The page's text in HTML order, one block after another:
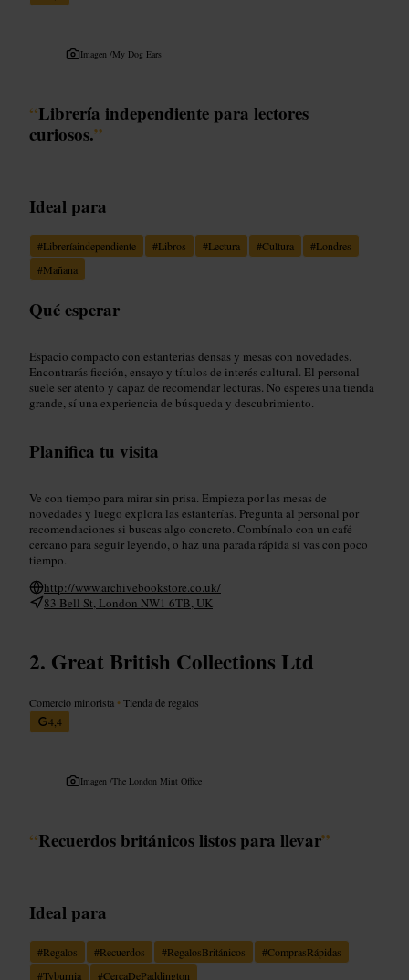
Imagen /My Dog Ears
“Librería independiente para lectores
curiosos.”
Ideal para
#Libreríaindependiente #Libros #Lectura #Cultura #Londres
#Mañana
Qué esperar
Espacio compacto con estanterías densas y mesas con novedades.
Encontrarás ficción, ensayo y títulos de interés cultural. El personal
suele ser atento y capaz de recomendar lecturas. No esperes una tienda
grande, sí una experiencia de búsqueda y descubrimiento.
Planifica tu visita
Ve con tiempo para mirar sin prisa. Empieza por las mesas de
novedades y luego explora las estanterías. Pregunta al personal por
recomendaciones si buscas algo concreto. Combínalo con un café
cercano para seguir leyendo, o haz una parada rápida si vas con poco
tiempo.
http://www.archivebookstore.co.uk/
83 Bell St, London NW1 6TB, UK
Great British Collections Ltd
Comercio minorista •Tienda de regalos
4,4
Imagen /The London Mint Office
“Recuerdos británicos listos para llevar”
Ideal para
#Regalos #Recuerdos #RegalosBritánicos #ComprasRápidas
#Tyburnia #CercaDePaddington